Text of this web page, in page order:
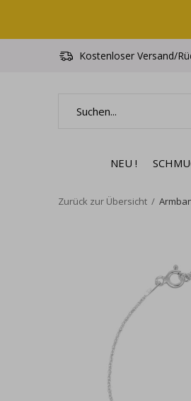
NEU !
Kostenloser Versand/
Zurück zur Übersicht